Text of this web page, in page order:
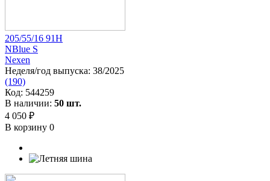
205/55/16 91H
NBlue S
Nexen
Неделя/год выпуска: 38/2025
(190)
Код: 544259
В наличии: 50 шт.
4 050 ₽
В корзину 0